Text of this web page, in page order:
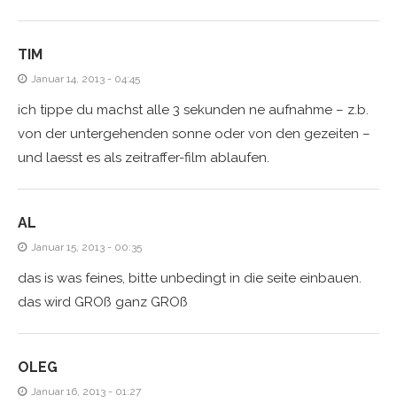
TIM
Januar 14, 2013 - 04:45
ich tippe du machst alle 3 sekunden ne aufnahme – z.b.
von der untergehenden sonne oder von den gezeiten –
und laesst es als zeitraffer-film ablaufen.
AL
Januar 15, 2013 - 00:35
das is was feines, bitte unbedingt in die seite einbauen.
das wird GROß ganz GROß
OLEG
Januar 16, 2013 - 01:27